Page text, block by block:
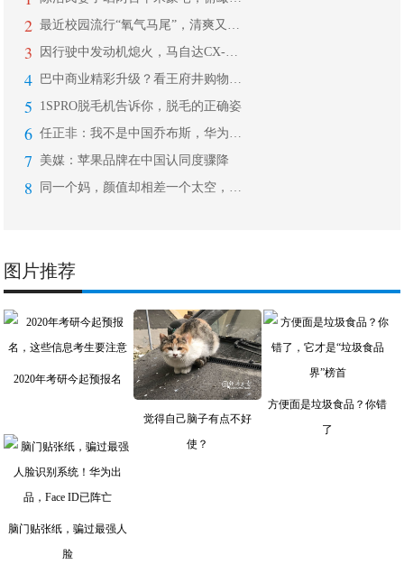
2
3
4
5 1SPRO脱毛机告诉你，脱毛的正确姿
6
7 美媒：苹果品牌在中国认同度骤降
8
图片推荐
2020年考研今起预报名
觉得自己脑子有点不好
使？
方便面是垃圾食品？你错
了
脑门贴张纸，骗过最强人
脸